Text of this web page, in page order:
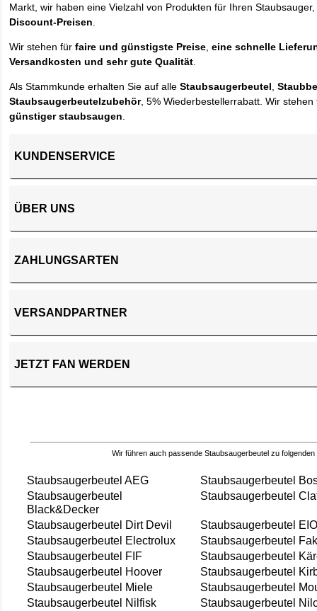
Markt, wir haben eine Vielzahl von Produkten für Ihren
Discount-Preisen
Wir stehen fürfaire und günstigste Preise ,eine schnelle
Versandkosten und sehr gute Qualität
Als Stammkunde erhalten Sie auf alleStaubsaugerbeutel ,
Staubsaugerbeutelzubehör, 5% Wiederbestellerrabatt. Wir
günstiger staubsaugen
KUNDENSERVICE
ÜBER UNS
ZAHLUNGSARTEN
VERSANDPARTNER
JETZT FAN WERDEN
Wir führen auch passende Staubsaugerbeutel zu folgenden
Staubsaugerbeutel AEG
Staubsaugerbeutel
Staubsaugerbeutel
Black&Decker
Staubsaugerbeutel
Staubsaugerbeutel Dirt Devil
Staubsaugerbeutel
Staubsaugerbeutel Electrolux
Staubsaugerbeutel
Staubsaugerbeutel FIF
Staubsaugerbeutel
Staubsaugerbeutel Hoover
Staubsaugerbeutel
Staubsaugerbeutel Miele
Staubsaugerbeutel
Staubsaugerbeutel Nilfisk
Staubsaugerbeutel